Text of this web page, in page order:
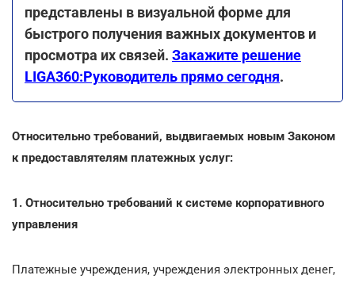
представлены в визуальной форме для
быстрого получения важных документов и
просмотра их связей. Закажите решение
LIGA360:Руководитель прямо сегодня.
Относительно требований, выдвигаемых новым Законом
к предоставлятелям платежных услуг:
1. Относительно требований к системе корпоративного
управления
Платежные учреждения, учреждения электронных денег,